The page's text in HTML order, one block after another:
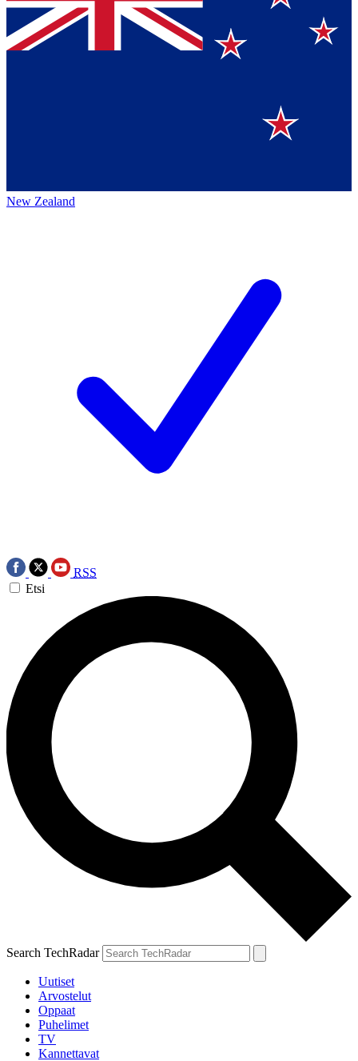
New Zealand
RSS
Etsi
Search TechRadar
Uutiset
Arvostelut
Oppaat
Puhelimet
TV
Kannettavat